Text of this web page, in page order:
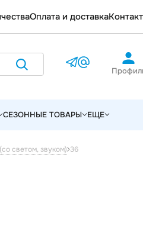
Оплата и доставка
СЕЗОННЫЕ ТОВАРЫ ЕЩЕ
светом, звуком) 36